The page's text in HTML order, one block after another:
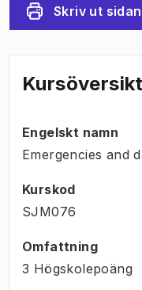
Skriv ut sidan
Kursöversikt
Engelskt namn
Emergencies and
Kurskod
SJM076
Omfattning
3 Högskolepoäng